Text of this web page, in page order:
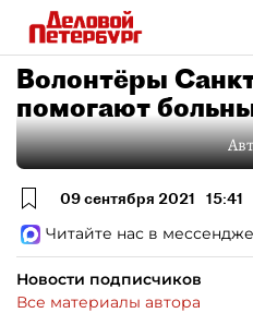
Волонтёры
помогают
09 сентября 2021 15:41
Читайте нас в
Новости подписчиков
Все материалы автора